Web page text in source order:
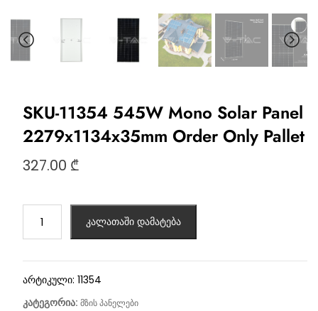
SKU-11354 545W Mono Solar Panel
2279x1134x35mm Order Only Pallet
327.00 ₾
კალათაში დამატება
არტიკული: 11354
კატეგორია: მზის პანელები